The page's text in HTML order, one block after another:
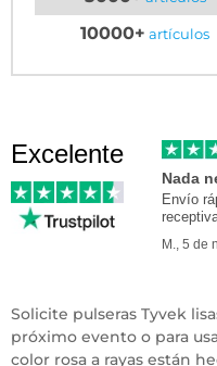
10000+ artículos
Excelente
Nada
Envío
M., 5 de
Solicite pulseras Tyvek
próximo evento o para
color rosa a rayas están